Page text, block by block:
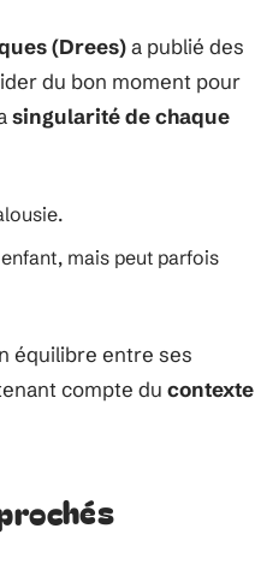
(Drees)a publié des
du bon moment pour
singularité de chaque
mais peut parfois
équilibre entre ses
compte du contexte